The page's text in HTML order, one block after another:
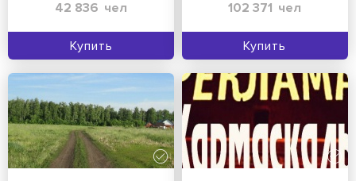
42 836 чел
Купить
102 371 чел
Купить